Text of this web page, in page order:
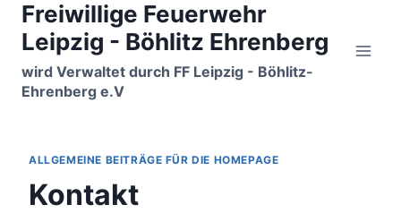
Zum
Inhalt
springen
Freiwillige Feuerwehr
Leipzig - Böhlitz Ehrenberg
wird Verwaltet durch FF Leipzig - Böhlitz-
Ehrenberg e.V
ALLGEMEINE BEITRÄGE FÜR DIE HOMEPAGE
Kontakt